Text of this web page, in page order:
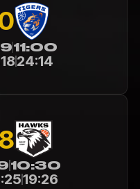
11:00
24:14
10:30
19:26